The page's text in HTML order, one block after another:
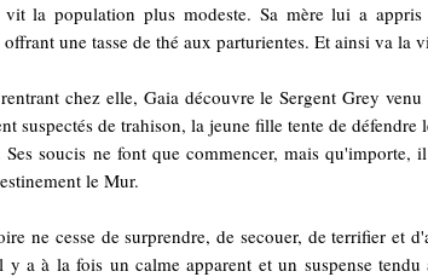
la population plus modeste. Sa mère lui a
une tasse de thé aux parturientes. Et ainsi va la
chez elle, Gaia découvre le Sergent Grey
suspectés de trahison, la jeune fille tente de
soucis ne font que commencer, mais qu'importe,
le Mur.
ne cesse de surprendre, de secouer, de terrifier et
y a à la fois un calme apparent et un suspense